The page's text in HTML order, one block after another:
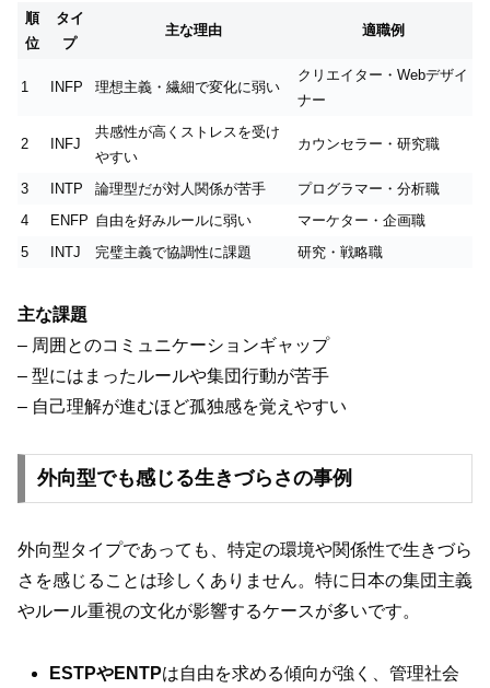
順
位
タイ
プ
主な理由 適職例
1 INFP 理想主義・繊細で変化に弱い
クリエイター・Webデザイ
ナー
2 INFJ
共感性が高くストレスを受け
やすい
カウンセラー・研究職
3 INTP 論理型だが対人関係が苦手
プログラマー・分析職
4
ENFP 自由を好みルールに弱い
マーケター・企画職
5
INTJ 完璧主義で協調性に課題 研究・戦略職
主な課題
– 周囲とのコミュニケーションギャップ
– 型にはまったルールや集団行動が苦手
– 自己理解が進むほど孤独感を覚えやすい
外向型でも感じる生きづらさの事例
外向型タイプであっても、特定の環境や関係性で生きづら
さを感じることは珍しくありません。特に日本の集団主義
やルール重視の文化が影響するケースが多いです。
ESTPやENTPは自由を求める傾向が強く、管理社会